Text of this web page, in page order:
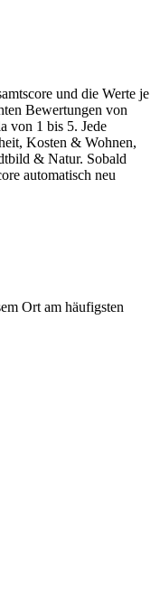
und die Werte je
Bewertungen von
von 1 bis 5. Jede
Kosten & Wohnen,
& Natur. Sobald
automatisch neu
Ort am häufigsten